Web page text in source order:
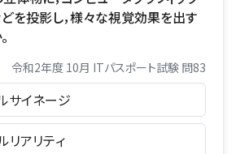
を投影し，様々な視覚効果を出す
令和2年度 10月 ITパスポート試験 問83
サイネージ
リアリティ